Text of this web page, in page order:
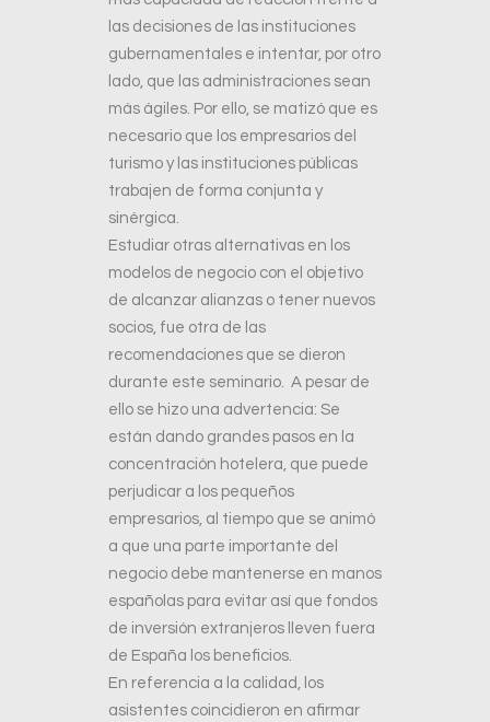
las decisiones de las instituciones
gubernamentales e intentar, por otro
lado, que las administraciones sean
más ágiles. Por ello, se matizó que es
necesario que los empresarios del
turismo y las instituciones públicas
trabajen de forma conjunta y
sinérgica.
Estudiar otras alternativas en los
modelos de negocio con el objetivo
de alcanzar alianzas o tener nuevos
socios, fue otra de las
recomendaciones que se dieron
durante este seminario. A pesar de
ello se hizo una advertencia: Se
están dando grandes pasos en la
concentración hotelera, que puede
perjudicar a los pequeños
empresarios, al tiempo que se animó
a que una parte importante del
negocio debe mantenerse en manos
españolas para evitar así que fondos
de inversión extranjeros lleven fuera
de España los beneficios.
En referencia a la calidad, los
asistentes coincidieron en afirmar